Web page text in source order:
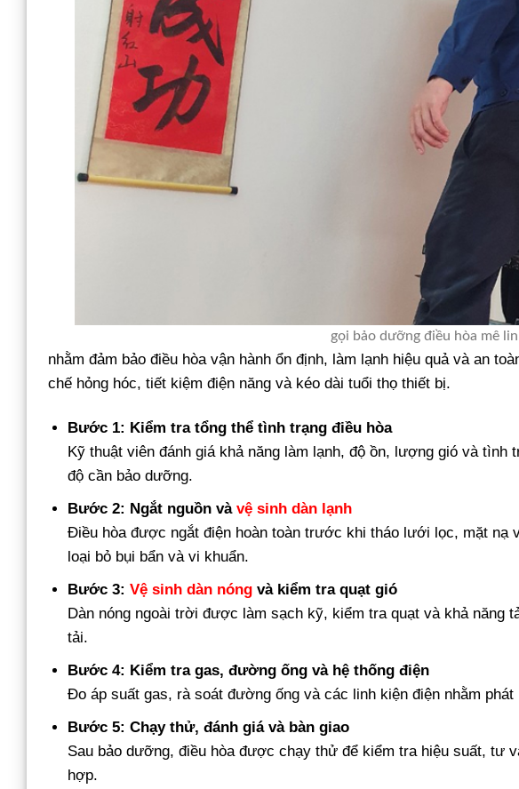
gọi bảo dưỡng điều hòa mê
nhằm đảm bảo điều hòa vận hành ổn định, làm lạnh hiệu quả và an
chế hỏng hóc, tiết kiệm điện năng và kéo dài tuổi thọ thiết bị.
Bước 1: Kiểm tra tổng thể tình trạng điều hòa
Kỹ thuật viên đánh giá khả năng làm lạnh, độ ồn, lượng gió và tình
độ cần bảo dưỡng.
Bước 2: Ngắt nguồn vàvệ sinh dàn lạnh
Điều hòa được ngắt điện hoàn toàn trước khi tháo lưới lọc, mặt nạ
loại bỏ bụi bẩn và vi khuẩn.
Bước 3:Vệ sinh dàn nóng và kiểm tra quạt gió
Dàn nóng ngoài trời được làm sạch kỹ, kiểm tra quạt và khả năng
tải.
Bước 4: Kiểm tra gas, đường ống và hệ thống điện
Đo áp suất gas, rà soát đường ống và các linh kiện điện nhằm
Bước 5: Chạy thử, đánh giá và bàn giao
Sau bảo dưỡng, điều hòa được chạy thử để kiểm tra hiệu suất, tư
hợp.